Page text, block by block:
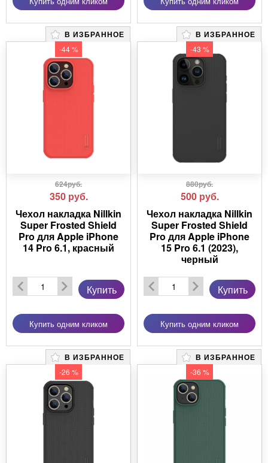
В ИЗБРАННОЕ
-44 %
624руб.
350 руб.
Чехол накладка Nillkin
Super Frosted Shield
Pro для Apple iPhone
14 Pro 6.1, красный
Купить
Купить одним кликом
В ИЗБРАННОЕ
-43 %
880руб.
500 руб.
Чехол накладка Nillkin
Super Frosted Shield
Pro для Apple iPhone
15 Pro 6.1 (2023),
черный
Купить
Купить одним кликом
В ИЗБРАННОЕ
-26 %
В ИЗБРАННОЕ
-36 %